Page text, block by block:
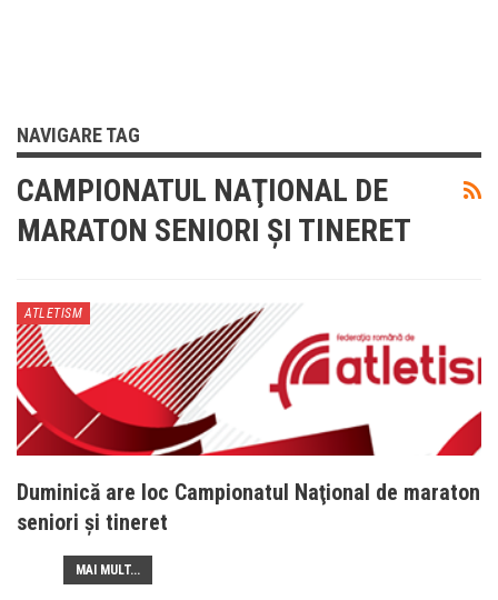
NAVIGARE TAG
CAMPIONATUL NAŢIONAL DE
MARATON SENIORI ŞI TINERET
ATLETISM
Duminică are loc Campionatul Naţional de maraton
seniori şi tineret
MAI MULT...